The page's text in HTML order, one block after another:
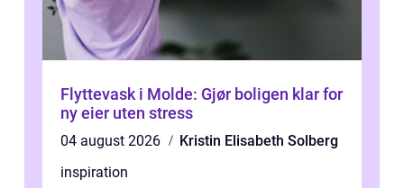
Flyttevask i Molde: Gjør boligen klar for
ny eier uten stress
04 august 2026
Kristin Elisabeth Solberg
inspiration